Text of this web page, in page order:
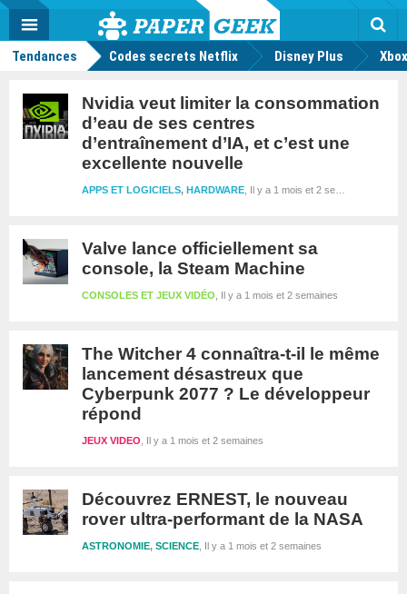
Actu
geek
MENU
Tendances Codes secrets Netflix Disney Plus
Nvidia veut limiter la consommation
d’eau de ses centres
d’entraînement d’IA, et c’est une
excellente nouvelle
Il y a 1 mois et 2 semaines
APPS ET LOGICIELS, HARDWARE
Valve lance officiellement sa
console, la Steam Machine
Il y a 1 mois et 2 semaines
CONSOLES ET JEUX VIDÉO
The Witcher 4 connaîtra-t-il le même
lancement désastreux que
Cyberpunk 2077 ? Le développeur
répond
Il y a 1 mois et 2 semaines
JEUX VIDEO
Découvrez ERNEST, le nouveau
rover ultra-performant de la NASA
Il y a 1 mois et 2 semaines
ASTRONOMIE, SCIENCE
Mode
FacebookTwitter Youtube